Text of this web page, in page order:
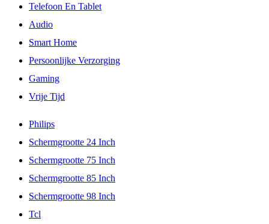
Telefoon En Tablet
Audio
Smart Home
Persoonlijke Verzorging
Gaming
Vrije Tijd
Philips
Schermgrootte 24 Inch
Schermgrootte 75 Inch
Schermgrootte 85 Inch
Schermgrootte 98 Inch
Tcl